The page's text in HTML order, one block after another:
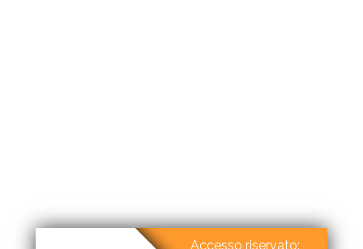
Accesso riservato: